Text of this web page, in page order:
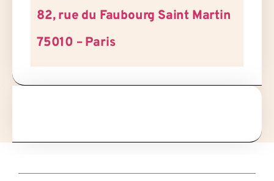
82, rue du Faubourg Saint Martin
75010 – Paris